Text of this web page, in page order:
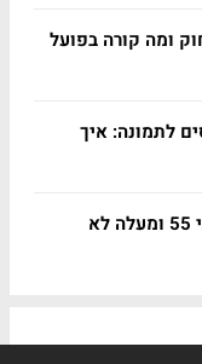
ומה קורה בפועל
לתמונה: איך
אמריקה יוצאת לפנסיה: 63% מבני 55 ומעלה לא